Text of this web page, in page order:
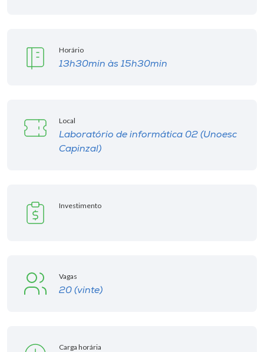
Horário
13h30min às 15h30min
Local
Laboratório de informática 02 (Unoesc
Capinzal)
Investimento
Vagas
20 (vinte)
Carga horária